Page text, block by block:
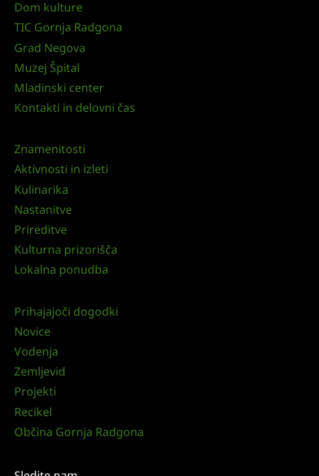
Dom kulture
TIC Gornja Radgona
Grad Negova
Muzej Špital
Mladinski center
Kontakti in delovni čas
Znamenitosti
Aktivnosti in izleti
Kulinarika
Nastanitve
Prireditve
Kulturna prizorišča
Lokalna ponudba
Prihajajoči dogodki
Novice
Vodenja
Zemljevid
Projekti
Recikel
Občina Gornja Radgona